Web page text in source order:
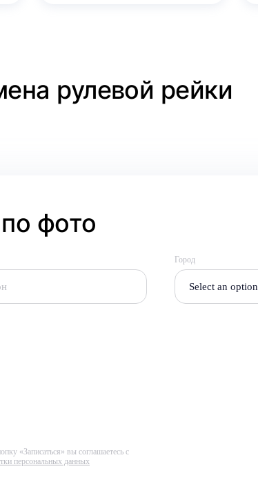
рулевой рейки
фото
Город
Select an option
«Записаться» вы соглашаетесь с
персональных данных